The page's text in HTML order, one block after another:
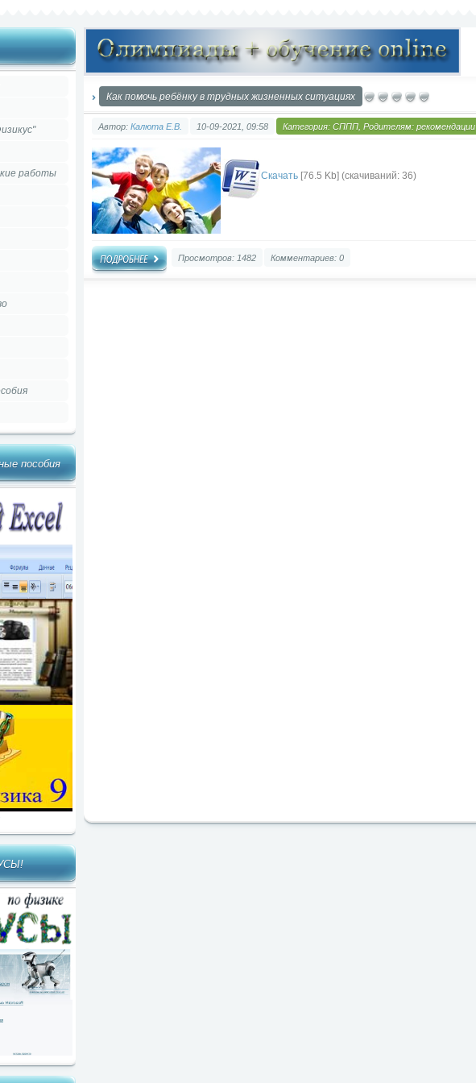
работы
пособия
Как помочь ребёнку в трудных жизненных ситуациях
Автор: Калюта Е.В. 10-09-2021, 09:58 Категория: СППП Родителям: рекомендации
Скачать [76.5 Kb] (cкачиваний: 36)
Просмотров: 1482 Комментариев: 0